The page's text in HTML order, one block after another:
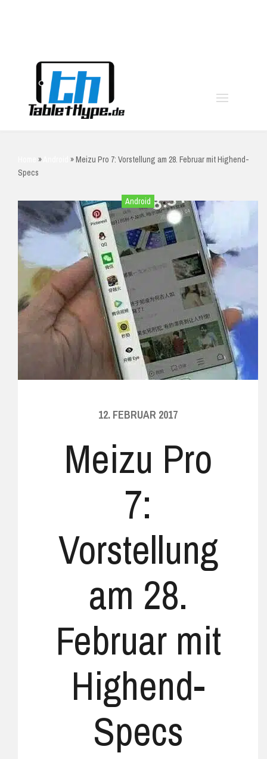
» »Meizu Pro 7: Vorstellung am 28. Februar mit Highend-
Specs
Android
12. FEBRUAR 2017
Meizu Pro
7:
Vorstellung
am 28.
Februar mit
Highend-
Specs